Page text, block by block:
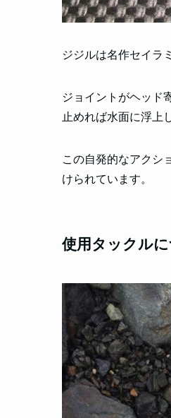
ジジルは名作セイラ
ジョイントがヘッド
止めれば水面に浮上
この自発的なアクシ
けられています。
使用タックル